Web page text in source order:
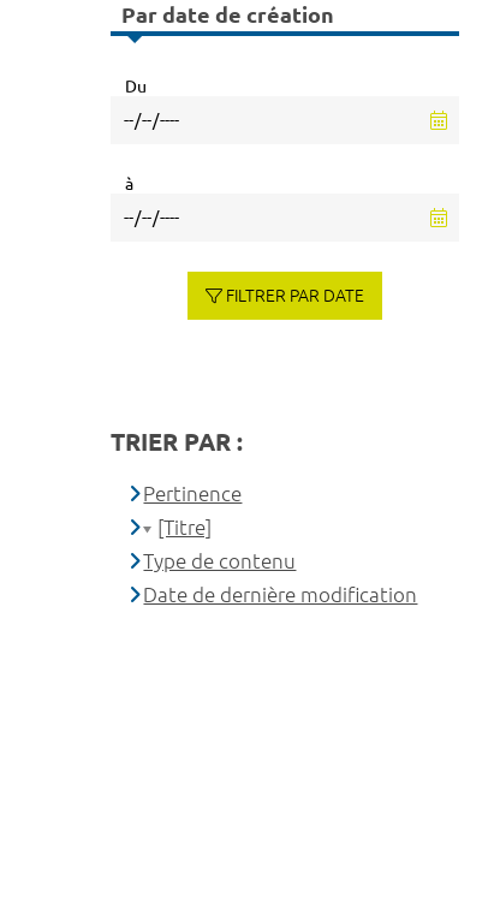
Par date de création
Du
à
FILTRER PAR DATE
TRIER PAR :
Pertinence
[Titre]
Type de contenu
Date de dernière modification